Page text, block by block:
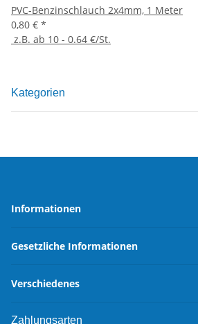
PVC-Benzinschlauch 2x4mm, 1 Meter
0,80 € *
z.B. ab 10 - 0.64 €/St.
Kategorien
Informationen
Gesetzliche Informationen
Verschiedenes
Zahlungsarten